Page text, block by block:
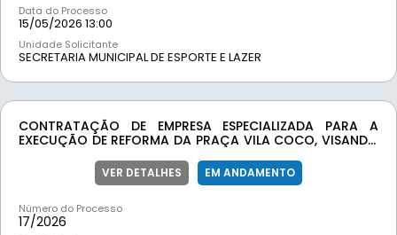
Data do Processo
15/05/2026 13:00
Unidade Solicitante
SECRETARIA MUNICIPAL DE ESPORTE E LAZER
CONTRATAÇÃO DE EMPRESA ESPECIALIZADA PARA A
EXECUÇÃO DE REFORMA DA PRAÇA VILA COCO, VISANDO
DO MUNICIPIO DE MOEDA-MG
VER DETALHES EM ANDAMENTO
Número do Processo
17/2026